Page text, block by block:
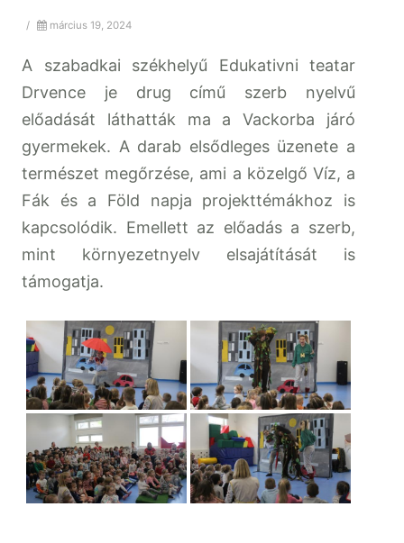
/ március 19, 2024
A szabadkai székhelyű Edukativni teatar
Drvence je drug című szerb nyelvű
előadását láthatták ma a Vackorba járó
gyermekek. A darab elsődleges üzenete a
természet megőrzése, ami a közelgő Víz, a
Fák és a Föld napja projekttémákhoz is
kapcsolódik. Emellett az előadás a szerb,
mint környezetnyelv elsajátítását is
támogatja.